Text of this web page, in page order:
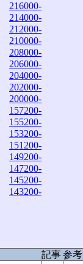
216000-
214000-
212000-
210000-
208000-
206000-
204000-
202000-
200000-
157200-
155200-
153200-
151200-
149200-
147200-
145200-
143200-
記事参考